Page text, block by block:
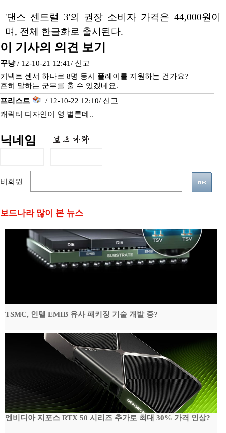
'댄스 센트럴 3'의 권장 소비자 가격은 44,000원이
며, 전체 한글화로 출시된다.
이 기사의 의견 보기
꾸냥/ 12-10-21 12:41/ 신고
키넥트 센서 하나로 8명 동시 플레이를 지원하는 건가요?
흔히 말하는 군무를 출 수 있겠네요.
프리스트
/ 12-10-22 12:10/ 신고
캐릭터 디자인이 영 별론데..
닉네임
비회원
보드나라 많이 본 뉴스
TSMC, 인텔 EMIB 유사 패키징 기술 개발 중?
엔비디아 지포스 RTX 50 시리즈 추가로 최대 30% 가격 인상?